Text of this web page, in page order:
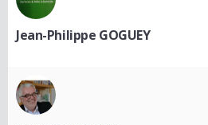
Jean-Philippe GOGUEY